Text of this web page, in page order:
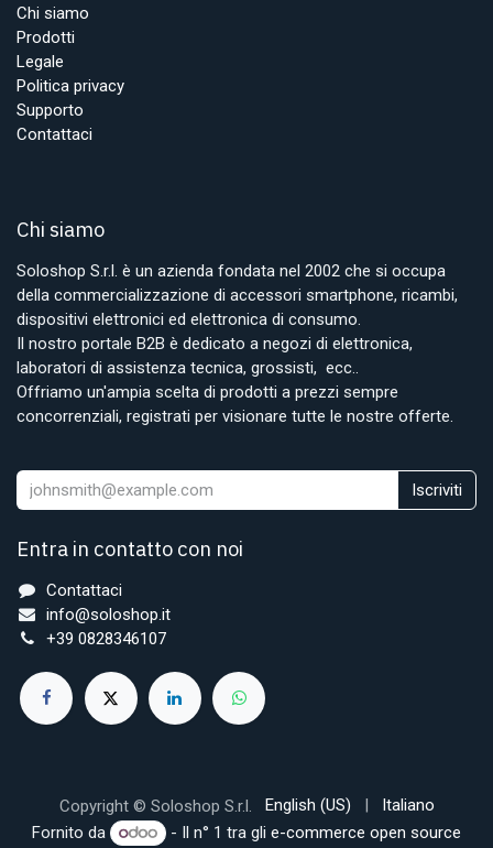
Chi siamo
Prodotti
Legale
Politica privacy
Supporto
Contattaci
Chi siamo
Soloshop S.r.l. è un azienda fondata nel 2002 che si occupa
della commercializzazione di accessori smartphone, ricambi,
dispositivi elettronici ed elettronica di consumo.
Il nostro portale B2B è dedicato a negozi di elettronica,
laboratori di assistenza tecnica, grossisti, ecc..
Offriamo un'ampia scelta di prodotti a prezzi sempre
concorrenziali, registrati per visionare tutte le nostre offerte.
Iscriviti
Entra in contatto con noi
Contattaci
info@soloshop.it
+39 0828346107
Copyright © Soloshop S.r.l. English (US) |
Italiano
Fornito da
- Il n° 1 tra glie-commerce open source